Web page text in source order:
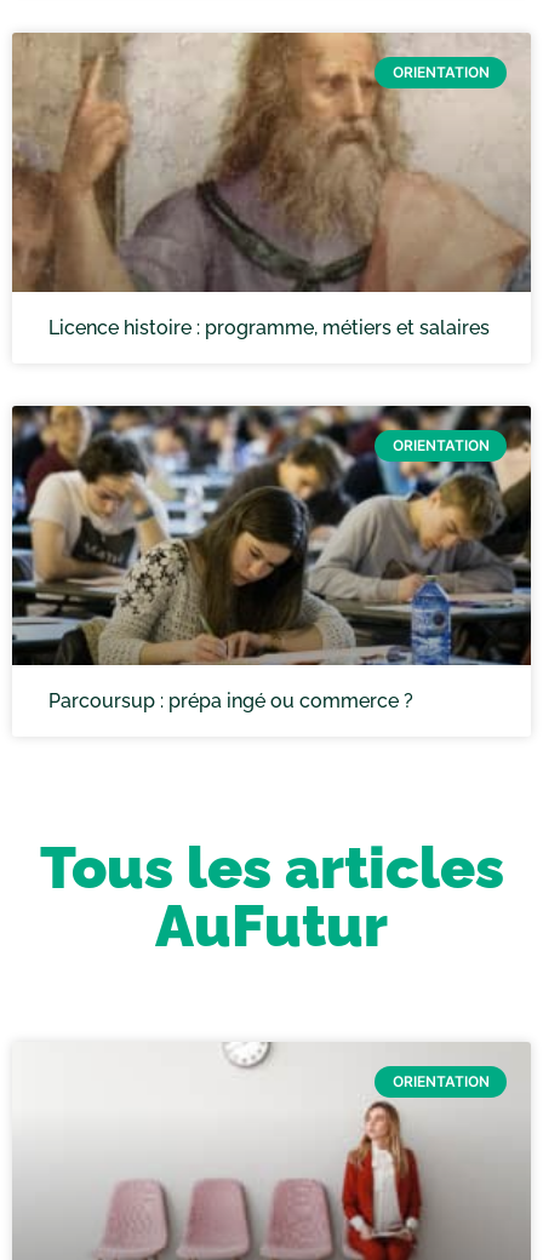
ORIENTATION
Licence histoire : programme, métiers et salaires
ORIENTATION
Parcoursup : prépa ingé ou commerce ?
Tous les articles
AuFutur
ORIENTATION